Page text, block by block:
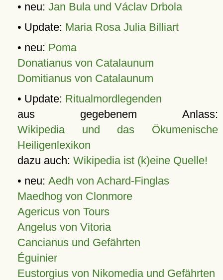
• neu: Jan Bula und Václav Drbola
• Update: Maria Rosa Julia Billiart
• neu: Poma
Donatianus von Catalaunum
Domitianus von Catalaunum
• Update: Ritualmordlegenden
aus gegebenem Anlass:
Wikipedia und das Ökumenische
Heiligenlexikon
dazu auch: Wikipedia ist (k)eine Quelle!
• neu: Aedh von Achard-Finglas
Maedhog von Clonmore
Agericus von Tours
Angelus von Vitoria
Cancianus und Gefährten
Éguinier
Eustorgius von Nikomedia und Gefährten